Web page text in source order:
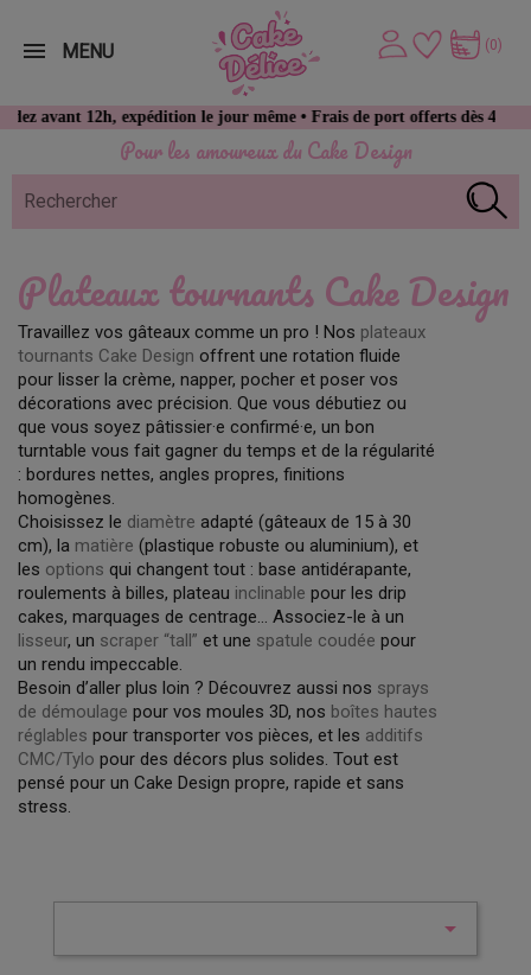
Pour les amoureux du Cake Design
avant 12h, expédition le jour même • Frais de port offerts dès 49 €
(0)
MENU
Plateaux tournants Cake Design
Travaillez vos gâteaux comme un pro ! Nos plateaux
tournants Cake Design offrent une rotation fluide
pour lisser la crème, napper, pocher et poser vos
décorations avec précision. Que vous débutiez ou
que vous soyez pâtissier·e confirmé·e, un bon
turntable vous fait gagner du temps et de la régularité
: bordures nettes, angles propres, finitions
homogènes.
Choisissez le diamètre adapté (gâteaux de 15 à 30
cm), la matière (plastique robuste ou aluminium), et
les options qui changent tout : base antidérapante,
roulements à billes, plateau inclinable pour les drip
cakes, marquages de centrage… Associez-le à un
lisseur, un scraper “tall” et une spatule coudée pour
un rendu impeccable.
Besoin d’aller plus loin ? Découvrez aussi nos sprays
de démoulage pour vos moules 3D, nos boîtes hautes
réglables pour transporter vos pièces, et les additifs
CMC/Tylo pour des décors plus solides. Tout est
pensé pour un Cake Design propre, rapide et sans
stress.
